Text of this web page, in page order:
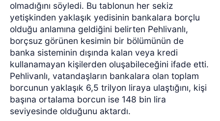
olmadığını söyledi. Bu tablonun her sekiz
yetişkinden yaklaşık yedisinin bankalara borçlu
olduğu anlamına geldiğini belirten Pehlivanlı,
borçsuz görünen kesimin bir bölümünün de
banka sisteminin dışında kalan veya kredi
kullanamayan kişilerden oluşabileceğini ifade etti.
Pehlivanlı, vatandaşların bankalara olan toplam
borcunun yaklaşık 6,5 trilyon liraya ulaştığını, kişi
başına ortalama borcun ise 148 bin lira
seviyesinde olduğunu aktardı.